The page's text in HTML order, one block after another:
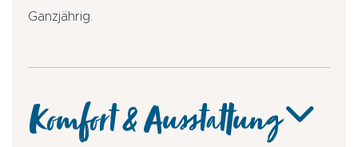
Ganzjährig.
Komfort & Ausstattung